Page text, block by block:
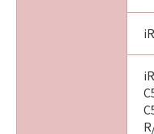
本契約書のいずれ
律により無効であ